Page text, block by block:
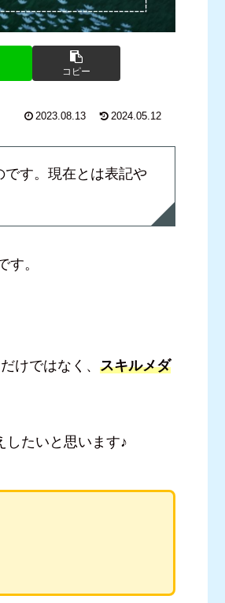
コピー
2023.08.13 2024.05.12
です。現在とは表記や
。
だけではなく、 スキルメダ
したいと思います♪